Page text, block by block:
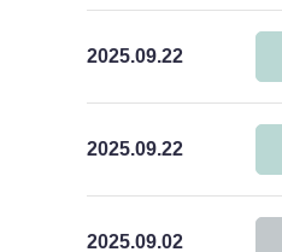
2025.09.22
2025.09.22
2025.09.02